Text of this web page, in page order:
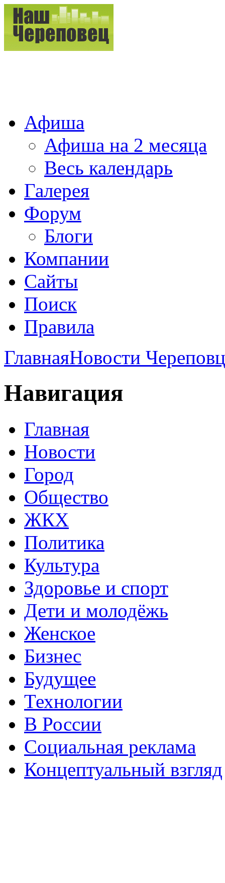
Афиша
Афиша на 2 месяца
Весь календарь
Галерея
Форум
Блоги
Компании
Сайты
Поиск
Правила
ГлавнаяНовости
Навигация
Главная
Новости
Город
Общество
ЖКХ
Политика
Культура
Здоровье и спорт
Дети и молодёжь
Женское
Бизнес
Будущее
Технологии
В России
Социальная реклама
Концептуальный взгляд